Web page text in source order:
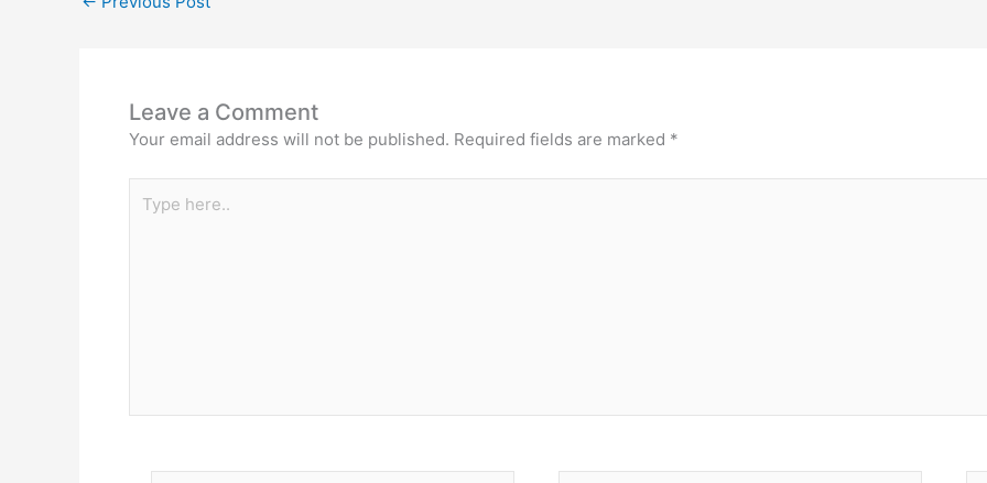
Leave a Comment
Your email address will not be published. Required fields are marked *
here..